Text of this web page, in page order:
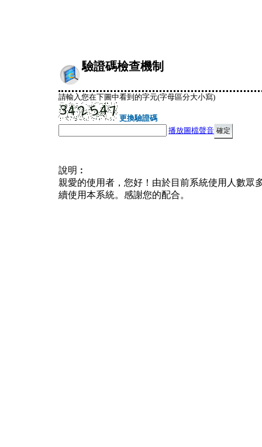
驗證碼檢查機制
請輸入您在下圖中看到的字元(字母區分大小寫)
更換驗證碼
播放圖檔聲音
說明︰
親愛的使用者，您好！由於目前系統使用人數眾
續使用本系統。感謝您的配合。